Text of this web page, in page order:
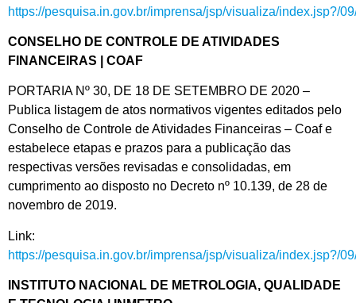
https://pesquisa.in.gov.br/imprensa/jsp/visualiza/index.jsp?/
CONSELHO DE CONTROLE DE ATIVIDADES
FINANCEIRAS | COAF
PORTARIA Nº 30, DE 18 DE SETEMBRO DE 2020 –
Publica listagem de atos normativos vigentes editados pelo
Conselho de Controle de Atividades Financeiras – Coaf e
estabelece etapas e prazos para a publicação das
respectivas versões revisadas e consolidadas, em
cumprimento ao disposto no Decreto nº 10.139, de 28 de
novembro de 2019.
Link:
https://pesquisa.in.gov.br/imprensa/jsp/visualiza/index.jsp?/
INSTITUTO NACIONAL DE METROLOGIA, QUALIDADE